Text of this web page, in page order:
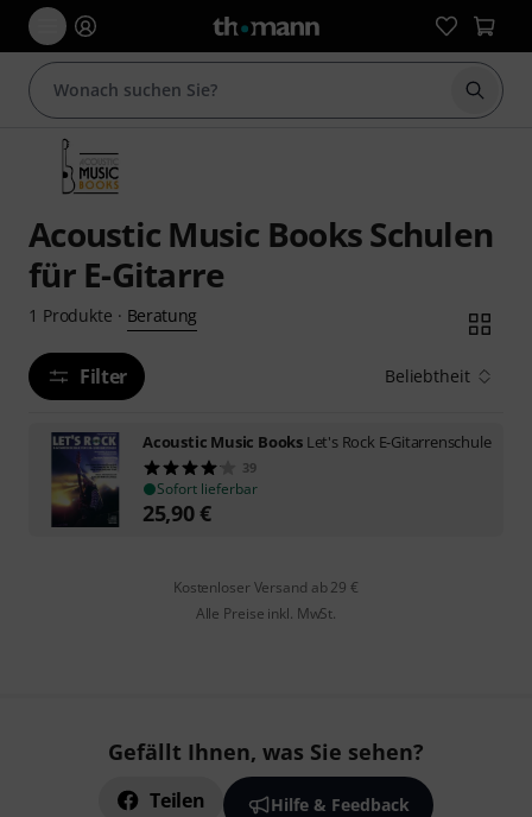
Suche
Acoustic Music Books Schulen
für E-Gitarre
1 Produkte · Beratung
Filter Beliebtheit
Acoustic Music Books Let's Rock E-Gitarrenschule
39
Sofort lieferbar
25,90€
Kostenloser Versand ab 29 €
Alle Preise inkl. MwSt.
Gefällt Ihnen, was Sie sehen?
Teilen Hilfe & Feedback